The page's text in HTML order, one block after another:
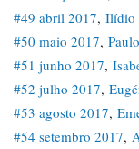
#49 abril 2017, Ilídio
#50 maio 2017,
#51 junho 2017,
#52 julho 2017,
#53 agosto 2017,
#54 setembro 2017,